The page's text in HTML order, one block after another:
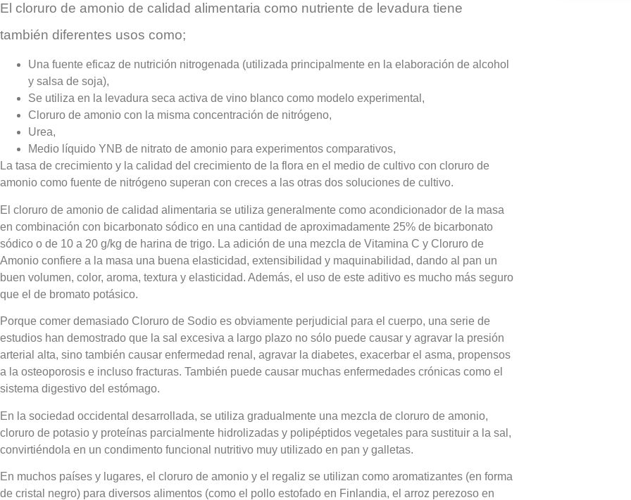
El cloruro de amonio de calidad alimentaria como nutriente de levadura tiene
también diferentes usos como;
Una fuente eficaz de nutrición nitrogenada (utilizada principalmente en la elaboración de alcohol
y salsa de soja),
Se utiliza en la levadura seca activa de vino blanco como modelo experimental,
Cloruro de amonio con la misma concentración de nitrógeno,
Urea,
Medio líquido YNB de nitrato de amonio para experimentos comparativos,
La tasa de crecimiento y la calidad del crecimiento de la flora en el medio de cultivo con cloruro de
amonio como fuente de nitrógeno superan con creces a las otras dos soluciones de cultivo.
El cloruro de amonio de calidad alimentaria se utiliza generalmente como acondicionador de la masa
en combinación con bicarbonato sódico en una cantidad de aproximadamente 25% de bicarbonato
sódico o de 10 a 20 g/kg de harina de trigo. La adición de una mezcla de Vitamina C y Cloruro de
Amonio confiere a la masa una buena elasticidad, extensibilidad y maquinabilidad, dando al pan un
buen volumen, color, aroma, textura y elasticidad. Además, el uso de este aditivo es mucho más seguro
que el de bromato potásico.
Porque comer demasiado Cloruro de Sodio es obviamente perjudicial para el cuerpo, una serie de
estudios han demostrado que la sal excesiva a largo plazo no sólo puede causar y agravar la presión
arterial alta, sino también causar enfermedad renal, agravar la diabetes, exacerbar el asma, propensos
a la osteoporosis e incluso fracturas. También puede causar muchas enfermedades crónicas como el
sistema digestivo del estómago.
En la sociedad occidental desarrollada, se utiliza gradualmente una mezcla de cloruro de amonio,
cloruro de potasio y proteínas parcialmente hidrolizadas y polipéptidos vegetales para sustituir a la sal,
convirtiéndola en un condimento funcional nutritivo muy utilizado en pan y galletas.
En muchos países y lugares, el cloruro de amonio y el regaliz se utilizan como aromatizantes (en forma
de cristal negro) para diversos alimentos (como el pollo estofado en Finlandia, el arroz perezoso en